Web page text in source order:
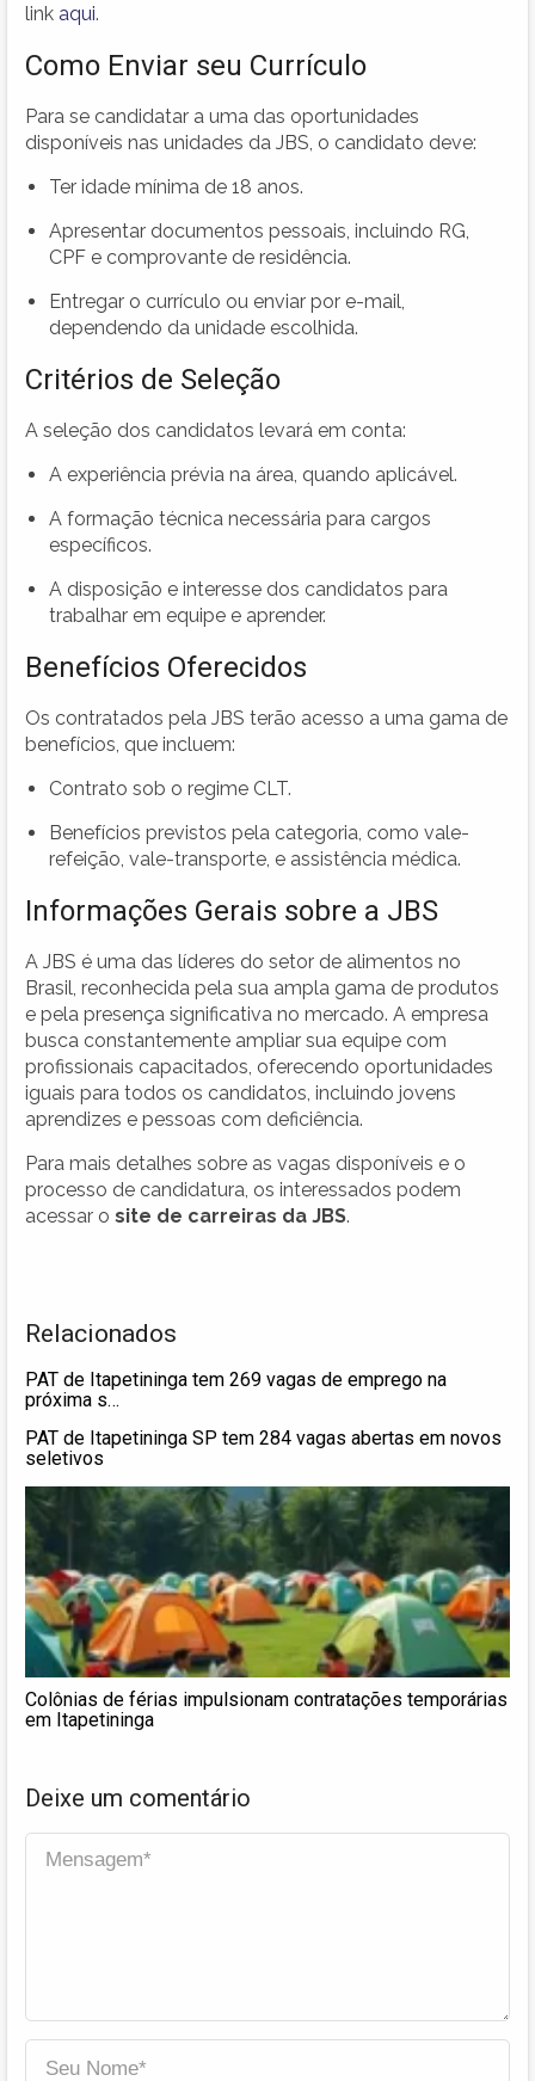
link aqui.
Como Enviar seu Currículo
Para se candidatar a uma das oportunidades
disponíveis nas unidades da JBS, o candidato deve:
Ter idade mínima de 18 anos.
Apresentar documentos pessoais, incluindo RG,
CPF e comprovante de residência.
Entregar o currículo ou enviar por e-mail,
dependendo da unidade escolhida.
Critérios de Seleção
A seleção dos candidatos levará em conta:
A experiência prévia na área, quando aplicável.
A formação técnica necessária para cargos
específicos.
A disposição e interesse dos candidatos para
trabalhar em equipe e aprender.
Benefícios Oferecidos
Os contratados pela JBS terão acesso a uma gama de
benefícios, que incluem:
Contrato sob o regime CLT.
Benefícios previstos pela categoria, como vale-
refeição, vale-transporte, e assistência médica.
Informações Gerais sobre a JBS
A JBS é uma das líderes do setor de alimentos no
Brasil, reconhecida pela sua ampla gama de produtos
e pela presença significativa no mercado. A empresa
busca constantemente ampliar sua equipe com
profissionais capacitados, oferecendo oportunidades
iguais para todos os candidatos, incluindo jovens
aprendizes e pessoas com deficiência.
Para mais detalhes sobre as vagas disponíveis e o
processo de candidatura, os interessados podem
acessar o site de carreiras da JBS.
Relacionados
PAT de Itapetininga tem 269 vagas de emprego na
próxima s…
PAT de Itapetininga SP tem 284 vagas abertas em novos
seletivos
Colônias de férias impulsionam contratações temporárias
em Itapetininga
Deixe um comentário